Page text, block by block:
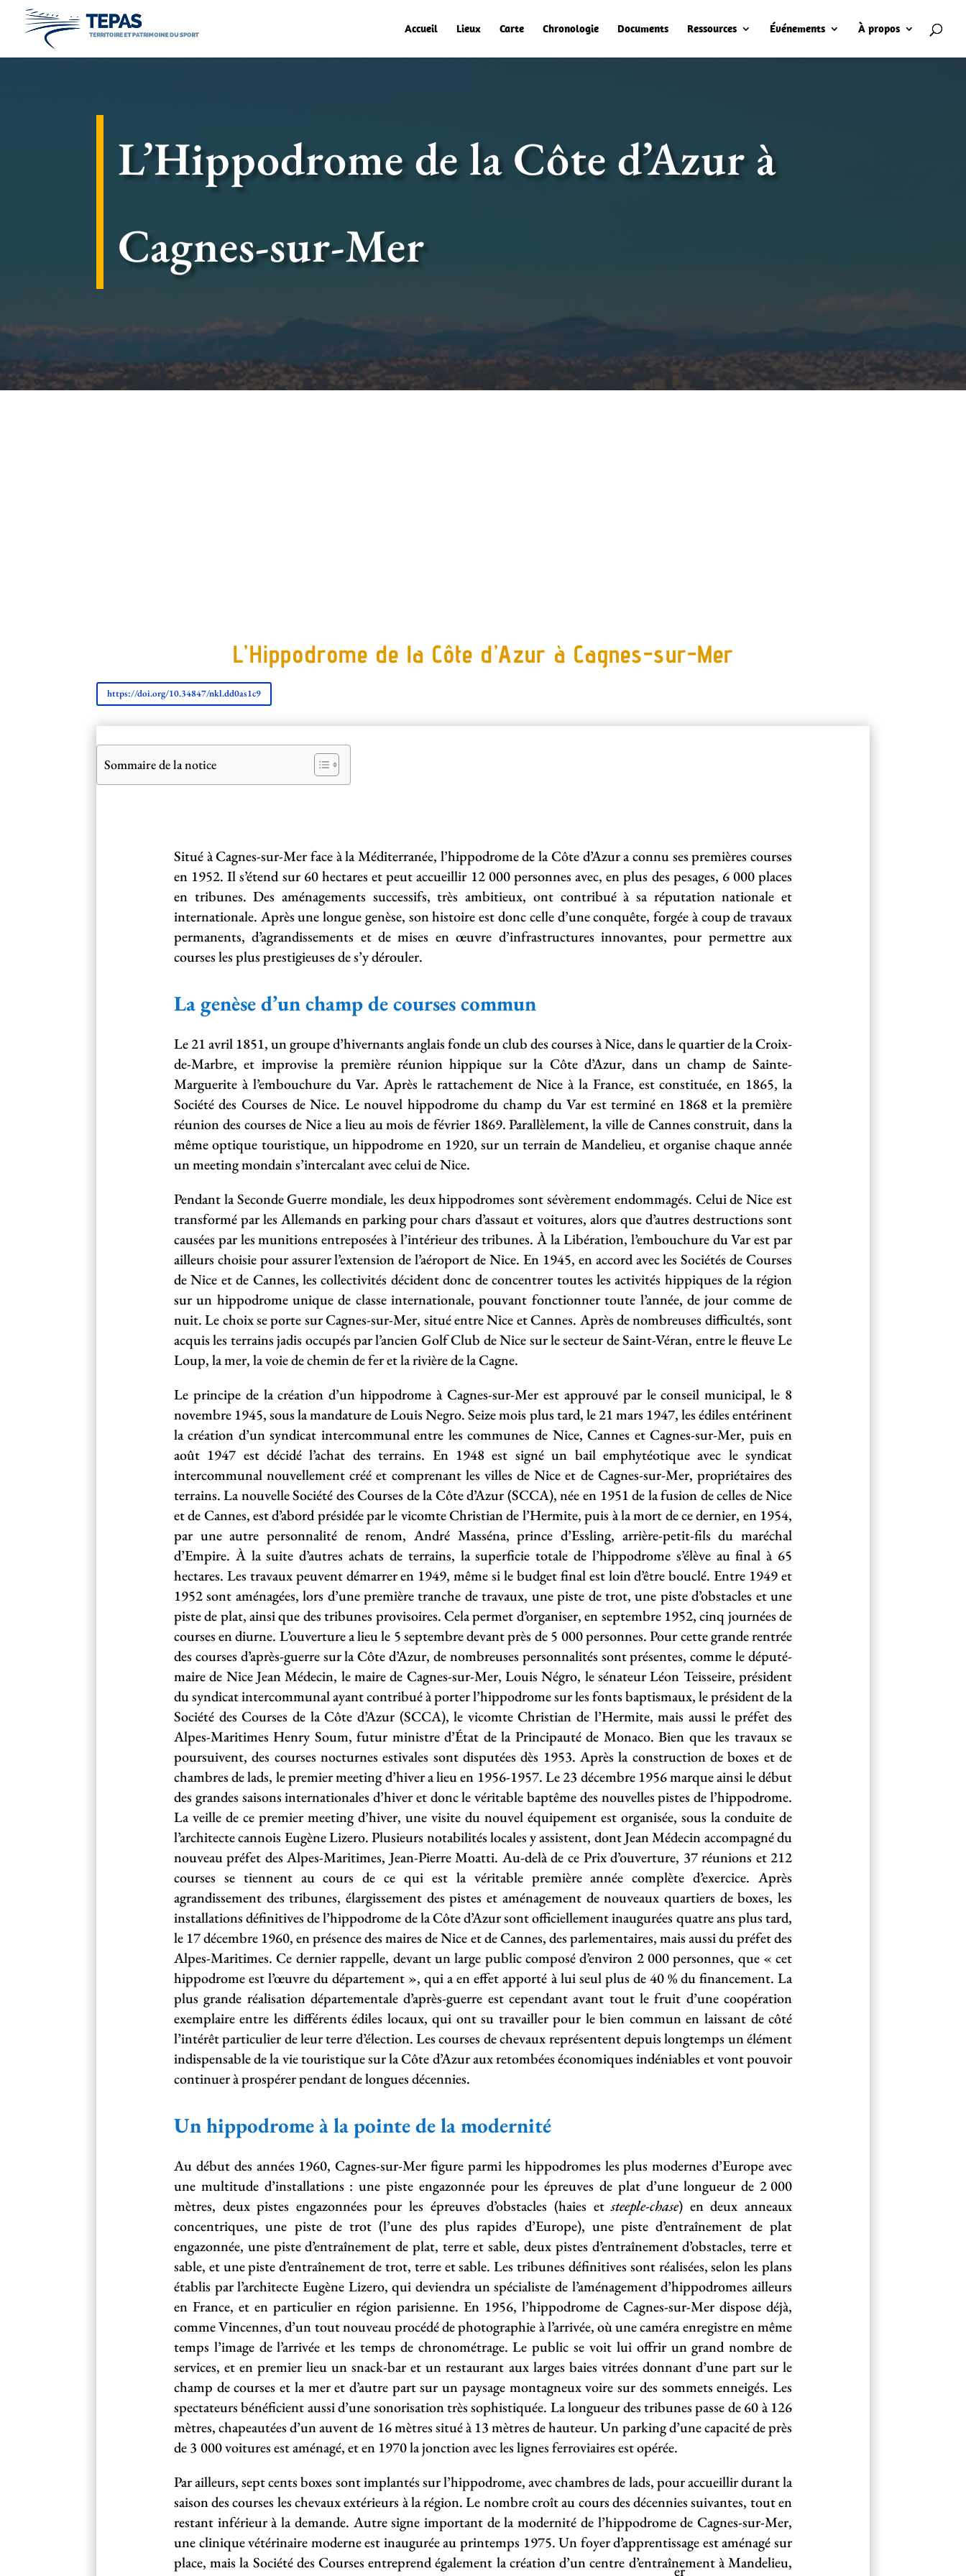
Accueil Lieux Carte Chronologie Documents Ressources Événements À propos
L’Hippodrome de la Côte d’Azur à
Cagnes-sur-Mer
L’Hippodrome de la Côte d’Azur à Cagnes-sur-Mer
https://doi.org/10.34847/nkl.dd0as1c9
Sommaire de la notice
Situé à Cagnes-sur-Mer face à la Méditerranée, l’hippodrome de la Côte d’Azur a connu ses premières courses
en 1952. Il s’étend sur 60 hectares et peut accueillir 12 000 personnes avec, en plus des pesages, 6 000 places
en tribunes. Des aménagements successifs, très ambitieux, ont contribué à sa réputation nationale et
internationale. Après une longue genèse, son histoire est donc celle d’une conquête, forgée à coup de travaux
permanents, d’agrandissements et de mises en œuvre d’infrastructures innovantes, pour permettre aux
courses les plus prestigieuses de s’y dérouler.
La genèse d’un champ de courses commun
Le 21 avril 1851, un groupe d’hivernants anglais fonde un club des courses à Nice, dans le quartier de la Croix-
de-Marbre, et improvise la première réunion hippique sur la Côte d’Azur, dans un champ de Sainte-
Marguerite à l’embouchure du Var. Après le rattachement de Nice à la France, est constituée, en 1865, la
Société des Courses de Nice. Le nouvel hippodrome du champ du Var est terminé en 1868 et la première
réunion des courses de Nice a lieu au mois de février 1869. Parallèlement, la ville de Cannes construit, dans la
même optique touristique, un hippodrome en 1920, sur un terrain de Mandelieu, et organise chaque année
un meeting mondain s’intercalant avec celui de Nice.
Pendant la Seconde Guerre mondiale, les deux hippodromes sont sévèrement endommagés. Celui de Nice est
transformé par les Allemands en parking pour chars d’assaut et voitures, alors que d’autres destructions sont
causées par les munitions entreposées à l’intérieur des tribunes. À la Libération, l’embouchure du Var est par
ailleurs choisie pour assurer l’extension de l’aéroport de Nice. En 1945, en accord avec les Sociétés de Courses
de Nice et de Cannes, les collectivités décident donc de concentrer toutes les activités hippiques de la région
sur un hippodrome unique de classe internationale, pouvant fonctionner toute l’année, de jour comme de
nuit. Le choix se porte sur Cagnes-sur-Mer, situé entre Nice et Cannes. Après de nombreuses difficultés, sont
acquis les terrains jadis occupés par l’ancien Golf Club de Nice sur le secteur de Saint-Véran, entre le fleuve Le
Loup, la mer, la voie de chemin de fer et la rivière de la Cagne.
Le principe de la création d’un hippodrome à Cagnes-sur-Mer est approuvé par le conseil municipal, le 8
novembre 1945, sous la mandature de Louis Negro. Seize mois plus tard, le 21 mars 1947, les édiles entérinent
la création d’un syndicat intercommunal entre les communes de Nice, Cannes et Cagnes-sur-Mer, puis en
août 1947 est décidé l’achat des terrains. En 1948 est signé un bail emphytéotique avec le syndicat
intercommunal nouvellement créé et comprenant les villes de Nice et de Cagnes-sur-Mer, propriétaires des
terrains. La nouvelle Société des Courses de la Côte d’Azur (SCCA), née en 1951 de la fusion de celles de Nice
et de Cannes, est d’abord présidée par le vicomte Christian de l’Hermite, puis à la mort de ce dernier, en 1954,
par une autre personnalité de renom, André Masséna, prince d’Essling, arrière-petit-fils du maréchal
d’Empire. À la suite d’autres achats de terrains, la superficie totale de l’hippodrome s’élève au final à 65
hectares. Les travaux peuvent démarrer en 1949, même si le budget final est loin d’être bouclé. Entre 1949 et
1952 sont aménagées, lors d’une première tranche de travaux, une piste de trot, une piste d’obstacles et une
piste de plat, ainsi que des tribunes provisoires. Cela permet d’organiser, en septembre 1952, cinq journées de
courses en diurne. L’ouverture a lieu le 5 septembre devant près de 5 000 personnes. Pour cette grande rentrée
des courses d’après-guerre sur la Côte d’Azur, de nombreuses personnalités sont présentes, comme le député-
maire de Nice Jean Médecin, le maire de Cagnes-sur-Mer, Louis Négro, le sénateur Léon Teisseire, président
du syndicat intercommunal ayant contribué à porter l’hippodrome sur les fonts baptismaux, le président de la
Société des Courses de la Côte d’Azur (SCCA), le vicomte Christian de l’Hermite, mais aussi le préfet des
Alpes-Maritimes Henry Soum, futur ministre d’État de la Principauté de Monaco. Bien que les travaux se
poursuivent, des courses nocturnes estivales sont disputées dès 1953. Après la construction de boxes et de
chambres de lads, le premier meeting d’hiver a lieu en 1956-1957. Le 23 décembre 1956 marque ainsi le début
des grandes saisons internationales d’hiver et donc le véritable baptême des nouvelles pistes de l’hippodrome.
La veille de ce premier meeting d’hiver, une visite du nouvel équipement est organisée, sous la conduite de
l’architecte cannois Eugène Lizero. Plusieurs notabilités locales y assistent, dont Jean Médecin accompagné du
nouveau préfet des Alpes-Maritimes, Jean-Pierre Moatti. Au-delà de ce Prix d’ouverture, 37 réunions et 212
courses se tiennent au cours de ce qui est la véritable première année complète d’exercice. Après
agrandissement des tribunes, élargissement des pistes et aménagement de nouveaux quartiers de boxes, les
installations définitives de l’hippodrome de la Côte d’Azur sont officiellement inaugurées quatre ans plus tard,
le 17 décembre 1960, en présence des maires de Nice et de Cannes, des parlementaires, mais aussi du préfet des
Alpes-Maritimes. Ce dernier rappelle, devant un large public composé d’environ 2 000 personnes, que « cet
hippodrome est l’œuvre du département », qui a en effet apporté à lui seul plus de 40 % du financement. La
plus grande réalisation départementale d’après-guerre est cependant avant tout le fruit d’une coopération
exemplaire entre les différents édiles locaux, qui ont su travailler pour le bien commun en laissant de côté
l’intérêt particulier de leur terre d’élection. Les courses de chevaux représentent depuis longtemps un élément
indispensable de la vie touristique sur la Côte d’Azur aux retombées économiques indéniables et vont pouvoir
continuer à prospérer pendant de longues décennies.
Un hippodrome à la pointe de la modernité
Au début des années 1960, Cagnes-sur-Mer figure parmi les hippodromes les plus modernes d’Europe avec
une multitude d’installations : une piste engazonnée pour les épreuves de plat d’une longueur de 2 000
mètres, deux pistes engazonnées pour les épreuves d’obstacles (haies etsteeple-chase) en deux anneaux
concentriques, une piste de trot (l’une des plus rapides d’Europe), une piste d’entraînement de plat
engazonnée, une piste d’entraînement de plat, terre et sable, deux pistes d’entraînement d’obstacles, terre et
sable, et une piste d’entraînement de trot, terre et sable. Les tribunes définitives sont réalisées, selon les plans
établis par l’architecte Eugène Lizero, qui deviendra un spécialiste de l’aménagement d’hippodromes ailleurs
en France, et en particulier en région parisienne. En 1956, l’hippodrome de Cagnes-sur-Mer dispose déjà,
comme Vincennes, d’un tout nouveau procédé de photographie à l’arrivée, où une caméra enregistre en même
temps l’image de l’arrivée et les temps de chronométrage. Le public se voit lui offrir un grand nombre de
services, et en premier lieu un snack-bar et un restaurant aux larges baies vitrées donnant d’une part sur le
champ de courses et la mer et d’autre part sur un paysage montagneux voire sur des sommets enneigés. Les
spectateurs bénéficient aussi d’une sonorisation très sophistiquée. La longueur des tribunes passe de 60 à 126
mètres, chapeautées d’un auvent de 16 mètres situé à 13 mètres de hauteur. Un parking d’une capacité de près
de 3 000 voitures est aménagé, et en 1970 la jonction avec les lignes ferroviaires est opérée.
Par ailleurs, sept cents boxes sont implantés sur l’hippodrome, avec chambres de lads, pour accueillir durant la
saison des courses les chevaux extérieurs à la région. Le nombre croît au cours des décennies suivantes, tout en
restant inférieur à la demande. Autre signe important de la modernité de l’hippodrome de Cagnes-sur-Mer,
une clinique vétérinaire moderne est inaugurée au printemps 1975. Un foyer d’apprentissage est aménagé sur
place, mais la Société des Courses entreprend également la création d’un centre d’entraînement à Mandelieu,
er